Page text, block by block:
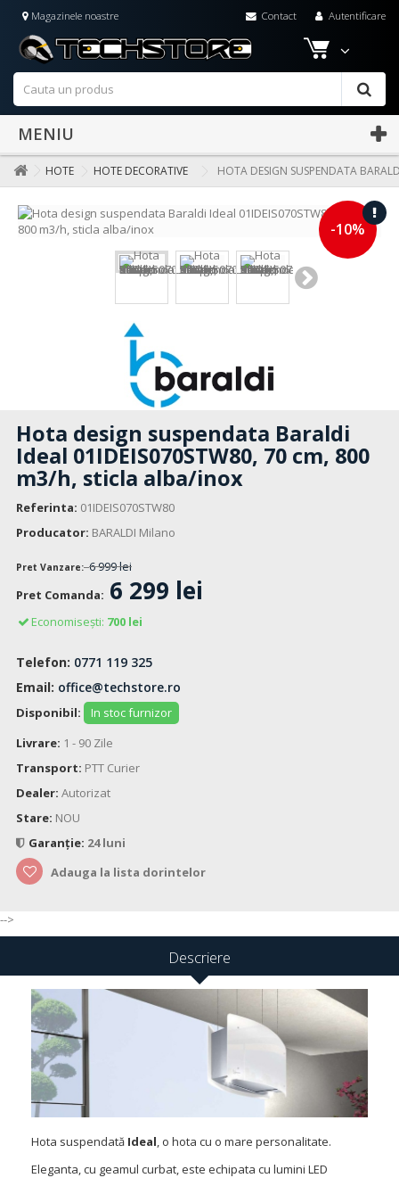
Autentificare
Contact
Magazinele noastre
MENIU
HOTE HOTE DECORATIVE HOTA DESIGN SUSPENDATA
-10%
Hota design suspendata Baraldi
Ideal 01IDEIS070STW80, 70 cm, 800
m3/h, sticla alba/inox
Referinta: 01IDEIS070STW80
Producator: BARALDI Milano
Pret Vanzare: 6 999 lei
Pret Comanda: 6 299 lei
Economisești: 700 lei
Telefon: 0771 119 325
Email: office@techstore.ro
Disponibil:
In stoc furnizor
Livrare: 1 - 90 Zile
Transport: PTT Curier
Dealer: Autorizat
Stare: NOU
Garanție: 24 luni
Adauga la lista dorintelor
-->
Descriere
Hota suspendată Ideal, o hota cu o mare personalitate.
Eleganta, cu geamul curbat, este echipata cu lumini LED